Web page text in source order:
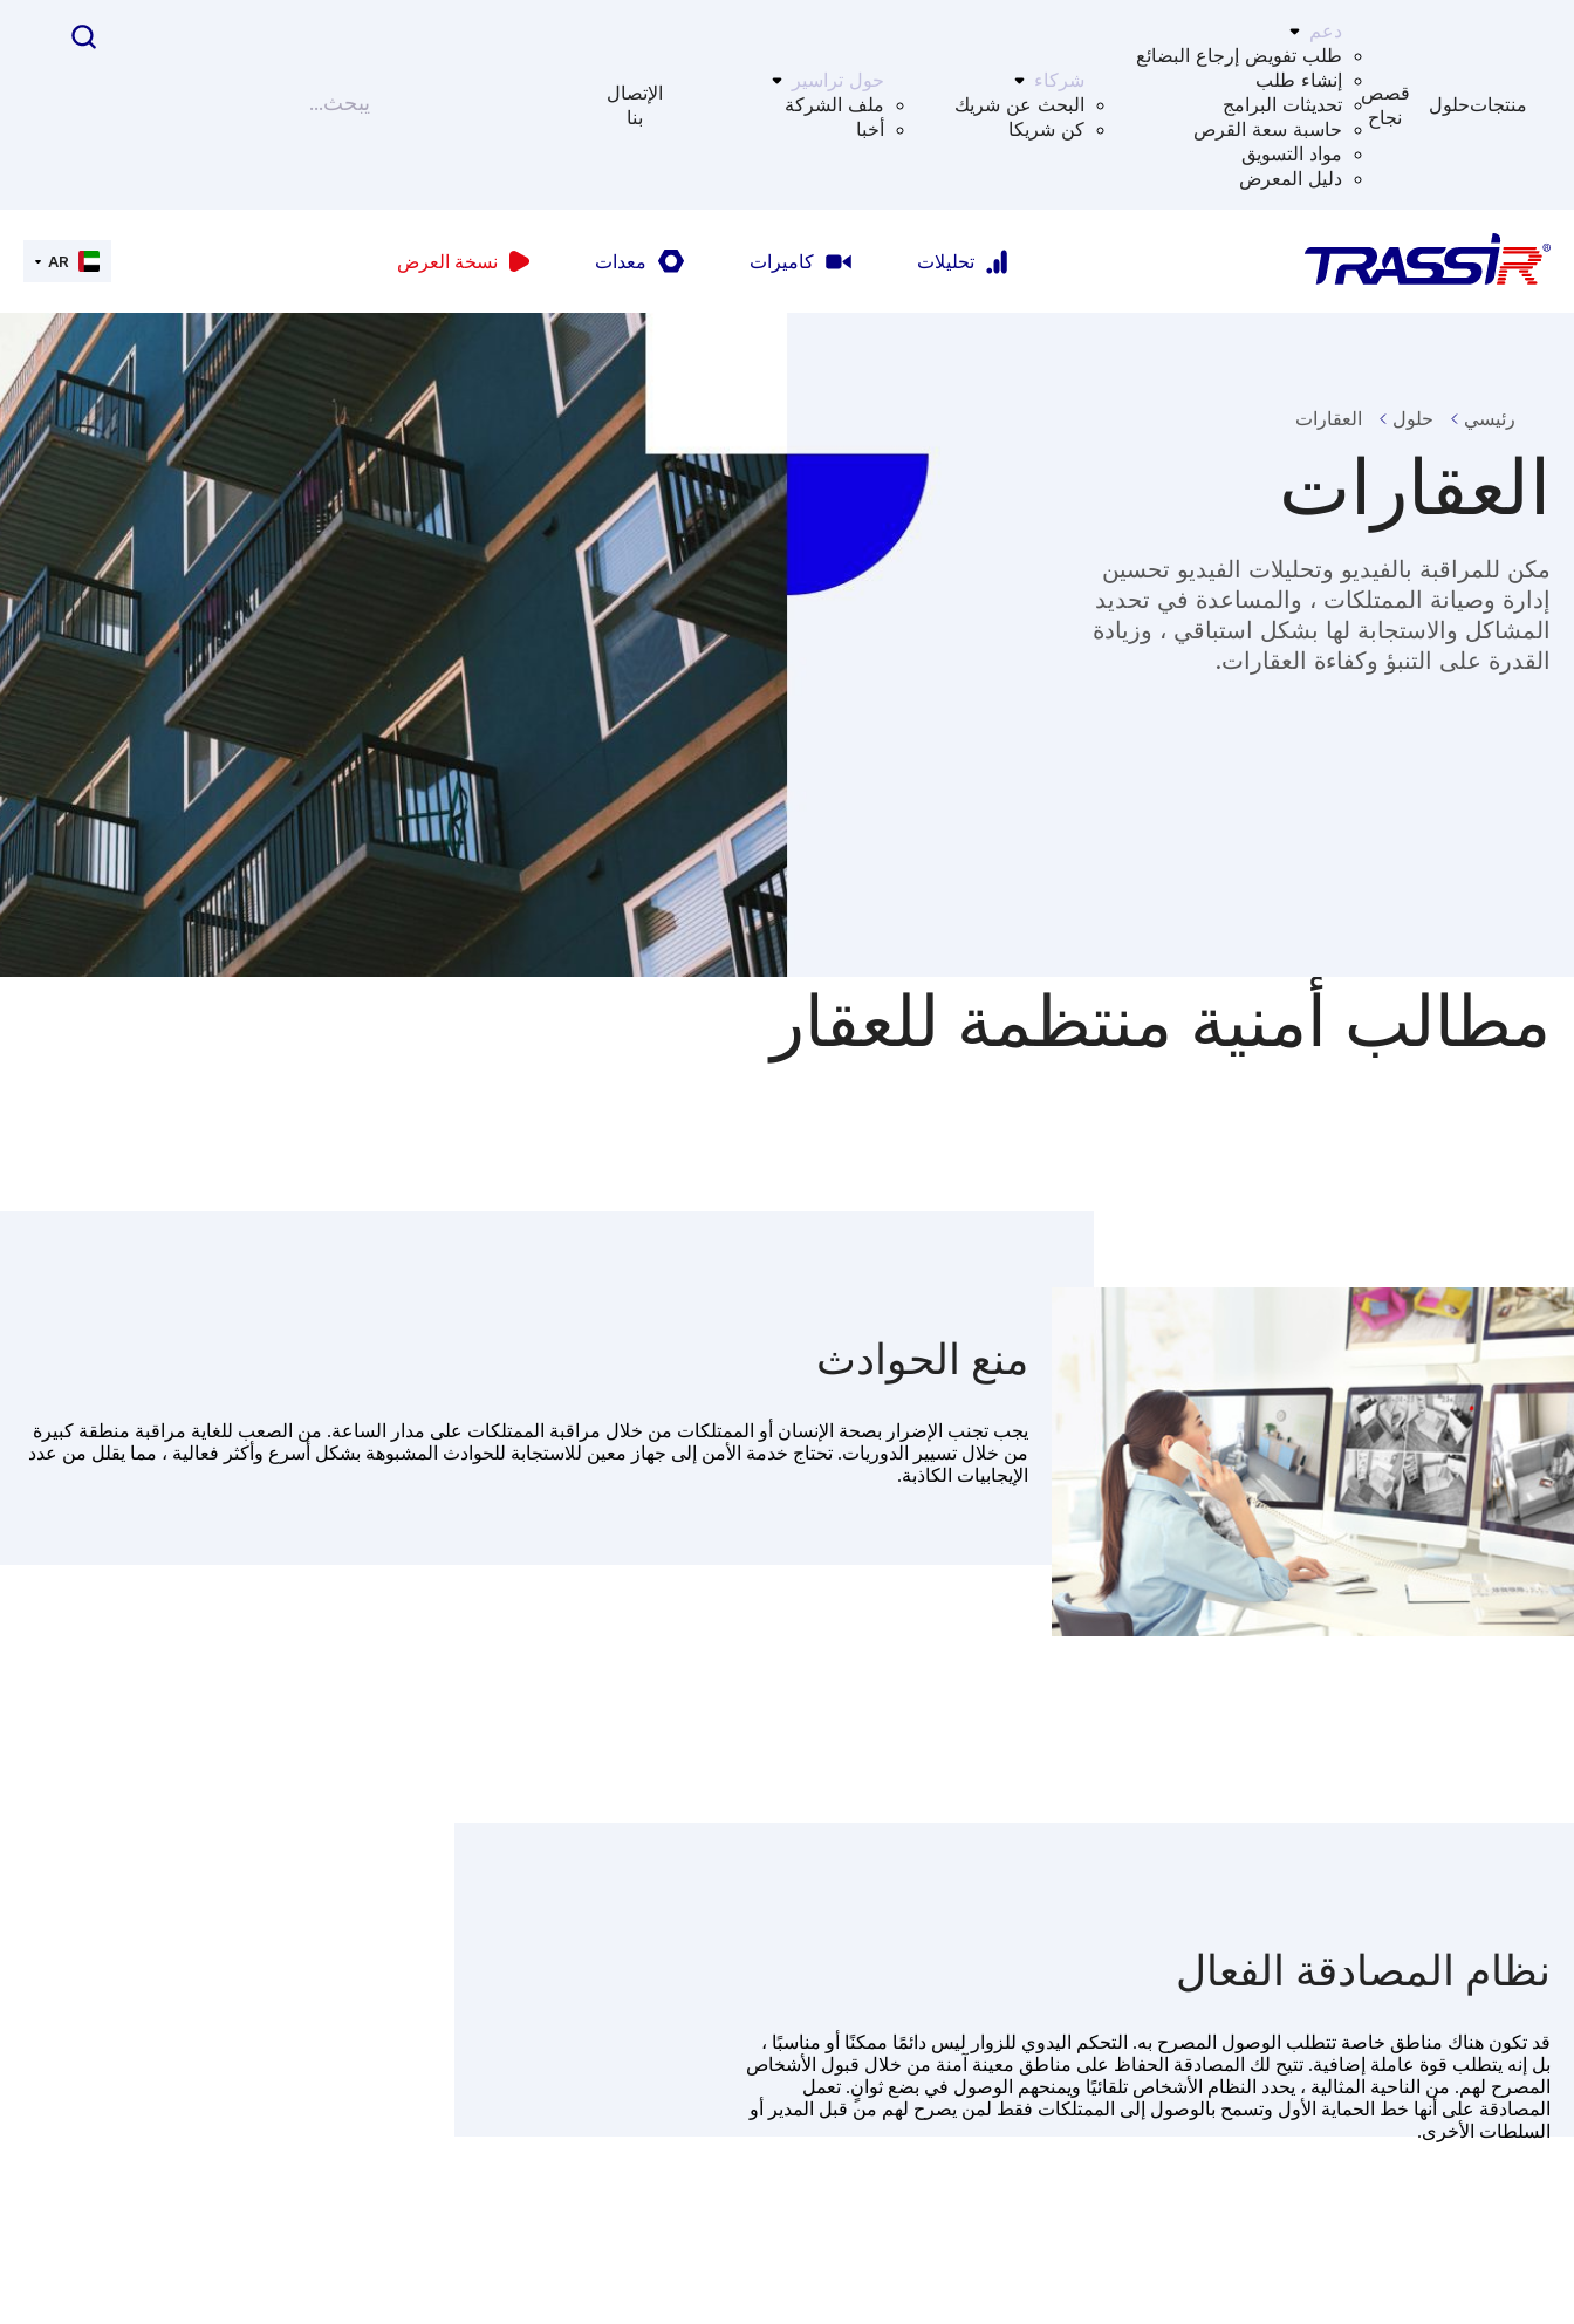
منتجاتحلول
قصص
نجاح
دعم
طلب تفويض إرجاع البضائع
إنشاء طلب
تحديثات البرامج
حاسبة سعة القرص
مواد التسويق
دليل المعرض
شركاء
البحث عن شريك
كن شريكا
حول تراسير
ملف الشركة
أخبا
الإتصال
بنا
تحليلات كاميرات معدات نسخة العرض AR
رئيسي حلول العقارات
العقارات
مكن للمراقبة بالفيديو وتحليلات الفيديو تحسين
إدارة وصيانة الممتلكات ، والمساعدة في تحديد
المشاكل والاستجابة لها بشكل استباقي ، وزيادة
القدرة على التنبؤ وكفاءة العقارات.
مطالب أمنية منتظمة للعقار
منع الحوادث
يجب تجنب الإضرار بصحة الإنسان أو الممتلكات من خلال مراقبة الممتلكات على مدار الساعة. من الصعب للغاية مراقبة منطقة كبيرة
من خلال تسيير الدوريات. تحتاج خدمة الأمن إلى جهاز معين للاستجابة للحوادث المشبوهة بشكل أسرع وأكثر فعالية ، مما يقلل من عدد
الإيجابيات الكاذبة.
نظام المصادقة الفعال
قد تكون هناك مناطق خاصة تتطلب الوصول المصرح به. التحكم اليدوي للزوار ليس دائمًا ممكنًا أو مناسبًا ،
بل إنه يتطلب قوة عاملة إضافية. تتيح لك المصادقة الحفاظ على مناطق معينة آمنة من خلال قبول الأشخاص
المصرح لهم. من الناحية المثالية ، يحدد النظام الأشخاص تلقائيًا ويمنحهم الوصول في بضع ثوانٍ. تعمل
المصادقة على أنها خط الحماية الأول وتسمح بالوصول إلى الممتلكات فقط لمن يصرح لهم من قبل المدير أو
السلطات الأخرى.